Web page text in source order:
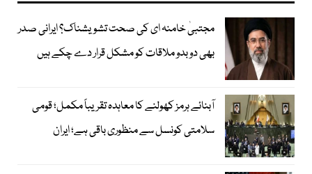
مجتبیٰ خامنہ ای کی صحت تشویشناک؟ ایرانی صدر
بھی دوبدو ملاقات کو مشکل قرار دے چکے ہیں
آبنائے ہرمز کھولنے کا معاہدہ تقریباً مکمل؛ قومی
سلامتی کونسل سے منظوری باقی ہے؛ ایران